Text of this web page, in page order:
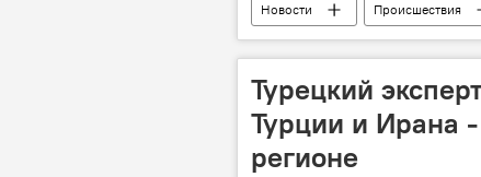
Новости Происшествия
Преступники
Шамкирский
Турецкий
Турции и Ирана -
регионе